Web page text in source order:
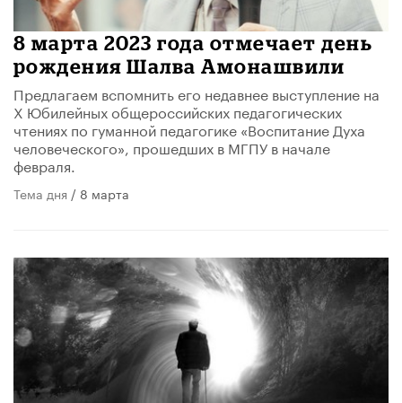
​8 марта 2023 года отмечает день
рождения Шалва Амонашвили
Предлагаем вспомнить его недавнее выступление на
X Юбилейных общероссийских педагогических
чтениях по гуманной педагогике «Воспитание Духа
человеческого», прошедших в МГПУ в начале
февраля.
Тема дня / 8 марта